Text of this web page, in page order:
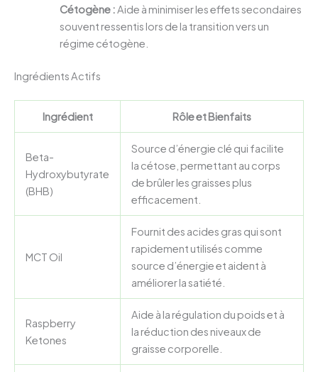
Cétogène :Aide à minimiser les effets secondaires
souvent ressentis lors de la transition vers un
régime cétogène.
Ingrédients Actifs
Ingrédient Rôle et Bienfaits
Beta-
Hydroxybutyrate
(BHB)
Source d’énergie clé qui facilite
la cétose, permettant au corps
de brûler les graisses plus
efficacement.
MCT Oil
Fournit des acides gras qui sont
rapidement utilisés comme
source d’énergie et aident à
améliorer la satiété.
Raspberry
Ketones
Aide à la régulation du poids et à
la réduction des niveaux de
graisse corporelle.